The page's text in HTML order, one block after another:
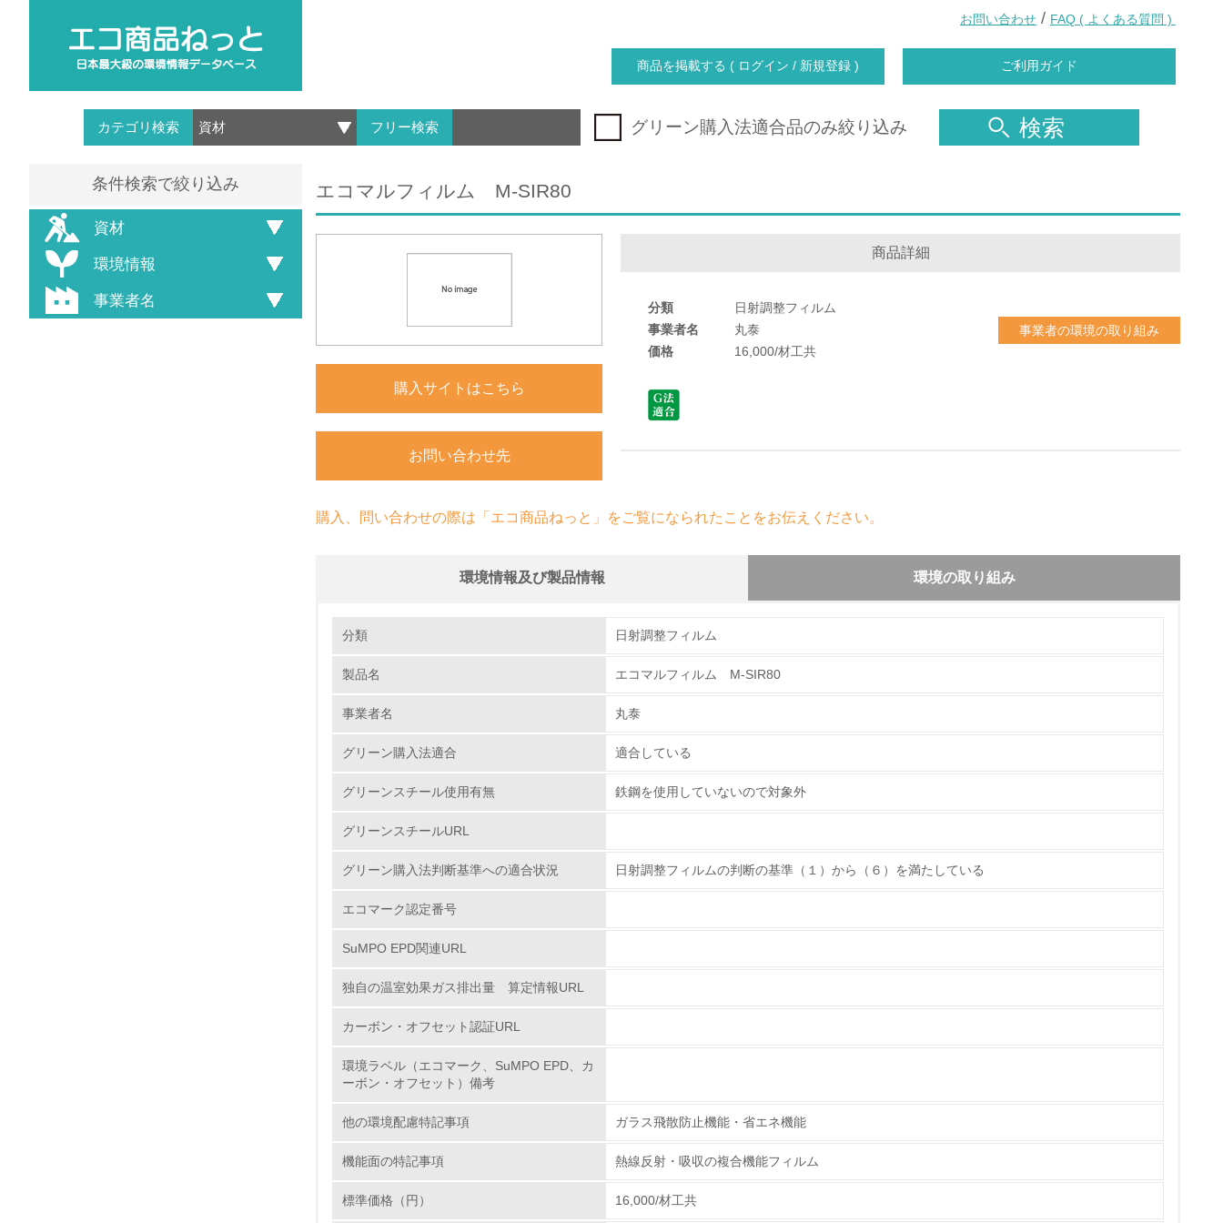
お問い合わせ / FAQ ( よくある質問 )
商品を掲載する ( ログイン / 新規登録 ) ご利用ガイド
カテゴリ検索 フリー検索 グリーン購入法適合品のみ絞り込み 検索
条件検索で絞り込み
資材
環境情報
事業者名
エコマルフィルム M-SIR80
購入サイトはこちら
お問い合わせ先
商品詳細
分類
日射調整フィルム
事業者名
丸泰
価格
16,000/材工共
事業者の環境の取り組み
購入、問い合わせの際は「エコ商品ねっと」をご覧になられたことをお伝えください。
環境情報及び製品情報 環境の取り組み
1.環境取り組み体制
No.
5. 環境取り組み体制と成果を定期的に検証して次の活動に活かしている
6. 従業員が環境方針に基づいて自分の業務の中で行うべき環境対策を理解し、実践している
2.環境への取り組み
分類 日射調整フィルム
製品名 エコマルフィルム M-SIR80
事業者名 丸泰
グリーン購入法適合 適合している
グリーンスチール使用有無 鉄鋼を使用していないので対象外
グリーンスチールURL
グリーン購入法判断基準への適合状況 日射調整フィルムの判断の基準（１）から（６）を満たしている
エコマーク認定番号
SuMPO EPD関連URL
独自の温室効果ガス排出量 算定情報URL
カーボン・オフセット認証URL
環境ラベル（エコマーク、SuMPO EPD、カ
ーボン・オフセット）備考
他の環境配慮特記事項 ガラス飛散防止機能・省エネ機能
機能面の特記事項 熱線反射・吸収の複合機能フィルム
標準価格（円） 16,000/材工共